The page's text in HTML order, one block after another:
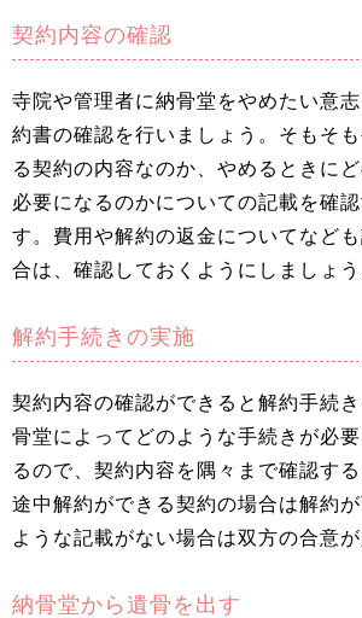
契約内容の確認
寺院や管理者に納骨堂をやめたい意
約書の確認を行いましょう。そもそ
る契約の内容なのか、やめるときに
必要になるのかについての記載を確
す。費用や解約の返金についてなど
合は、確認しておくようにしましょう
解約手続きの実施
契約内容の確認ができると解約手続
骨堂によってどのような手続きが必
るので、契約内容を隅々まで確認する
途中解約ができる契約の場合は解約
ような記載がない場合は双方の合意が
納骨堂から遺骨を出す